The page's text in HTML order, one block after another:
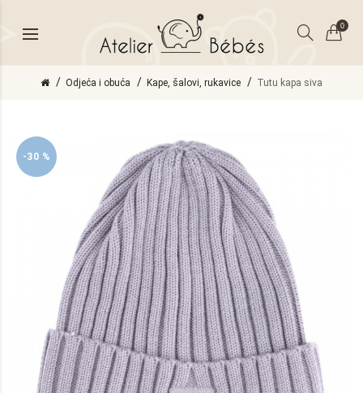
0
Odjeća i obuća Kape, šalovi, rukavice Tutu kapa siva
-30 %